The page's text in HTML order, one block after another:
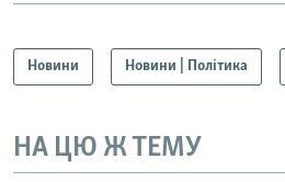
Новини Новини | Політика
НА ЦЮ Ж ТЕМУ